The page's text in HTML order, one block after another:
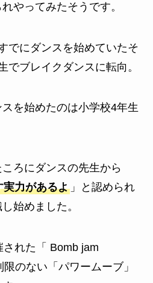
やってみたそうです。
でにダンスを始めていたそ
でブレイクダンスに転向。
を始めたのは小学校4年生
ろにダンスの先生から
実力があるよ」と認められ
始めました。
れた「 Bomb jam
のない「パワームーブ」